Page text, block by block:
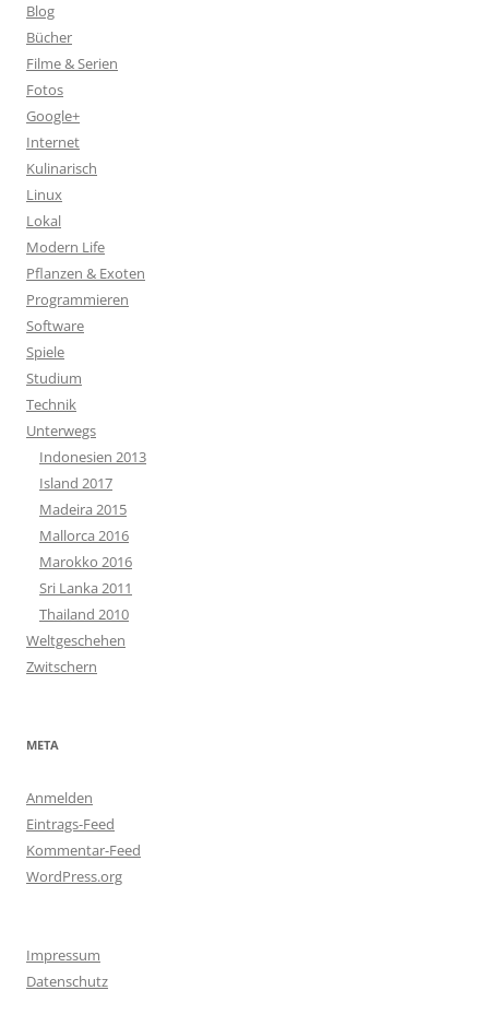
Blog
Bücher
Filme & Serien
Fotos
Google+
Internet
Kulinarisch
Linux
Lokal
Modern Life
Pflanzen & Exoten
Programmieren
Software
Spiele
Studium
Technik
Unterwegs
Indonesien 2013
Island 2017
Madeira 2015
Mallorca 2016
Marokko 2016
Sri Lanka 2011
Thailand 2010
Weltgeschehen
Zwitschern
META
Anmelden
Eintrags-Feed
Kommentar-Feed
WordPress.org
Impressum
Datenschutz